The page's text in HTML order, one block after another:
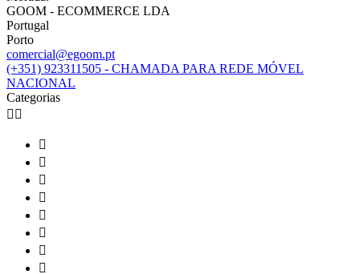
GOOM - ECOMMERCE LDA
Portugal
Porto
comercial@egoom.pt
(+351) 923311505 - CHAMADA PARA REDE MÓVEL
NACIONAL
Categorias
 







